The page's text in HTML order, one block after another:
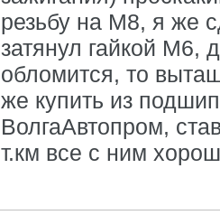
резьбу на М8, я же
затянул гайкой М6,
обломится, то
же купить из
ВолгаАвтопром,
т.км все с ним